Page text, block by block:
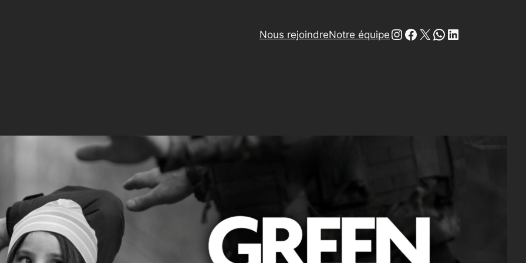
Nous rejoindreNotre équipe Instagram
Facebook
X WhatsApp
LinkedIn